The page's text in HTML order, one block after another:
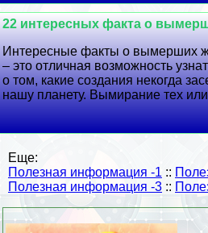
22 интересных факта о
Интересные факты о вымерших
– это отличная возможность
о том, какие создания некогда
нашу планету. Вымирание тех
Еще:
Полезная информация -1 ::
Полезная информация -3 ::